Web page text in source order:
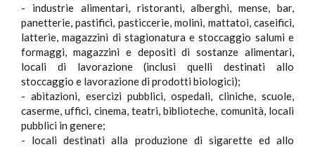
- industrie alimentari, ristoranti, alberghi, mense, bar,
panetterie, pastifici, pasticcerie, molini, mattatoi, caseifici,
latterie, magazzini di stagionatura e stoccaggio salumi e
formaggi, magazzini e depositi di sostanze alimentari,
locali di lavorazione (inclusi quelli destinati allo
stoccaggio e lavorazione di prodotti biologici);
- abitazioni, esercizi pubblici, ospedali, cliniche, scuole,
caserme, uffici, cinema, teatri, biblioteche, comunità, locali
pubblici in genere;
- locali destinati alla produzione di sigarette ed allo